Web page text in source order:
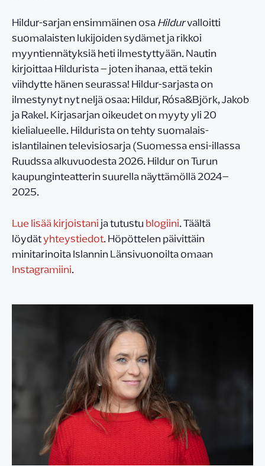
Hildur-sarjan ensimmäinen osaHildurvalloitti
suomalaisten lukijoiden sydämet ja rikkoi
myyntiennätyksiä heti ilmestyttyään. Nautin
kirjoittaa Hildurista – joten ihanaa, että tekin
viihdytte hänen seurassa! Hildur-sarjasta on
ilmestynyt nyt neljä osaa: Hildur, Rósa&Björk, Jakob
ja Rakel. Kirjasarjan oikeudet on myyty yli 20
kielialueelle. Hildurista on tehty suomalais-
islantilainen televisiosarja (Suomessa ensi-illassa
Ruudssa alkuvuodesta 2026. Hildur on Turun
kaupunginteatterin suurella näyttämöllä 2024–
2025.
Lue lisää kirjoistanija tutustublogiini. Täältä
löydätyhteystiedot. Höpöttelen päivittäin
minitarinoita Islannin Länsivuonoilta omaan
Instagramiini.